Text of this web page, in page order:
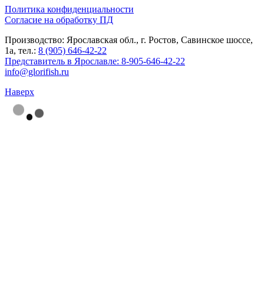
Политика конфиденциальности
Согласие на обработку ПД
Производство: Ярославская обл., г. Ростов, Савинское шоссе,
1а, тел.: 8 (905) 646-42-22
Представитель в Ярославле: 8-905-646-42-22
info@glorifish.ru
Наверх